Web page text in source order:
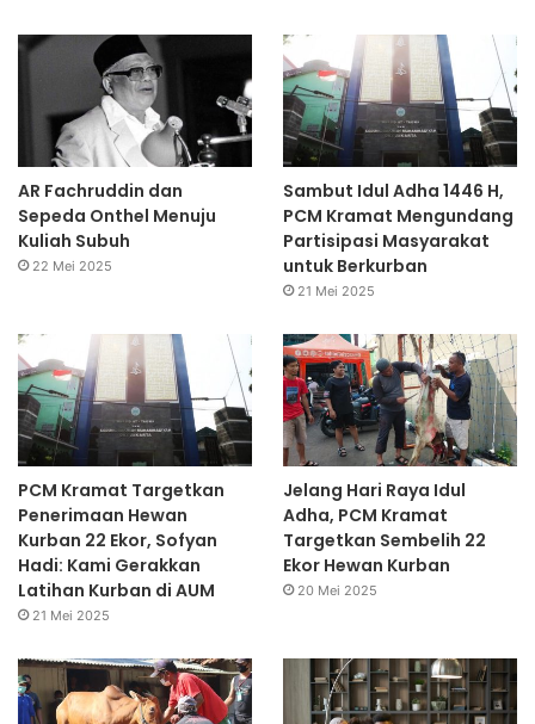
AR Fachruddin dan
Sepeda Onthel Menuju
Kuliah Subuh
22 Mei 2025
Sambut Idul Adha 1446 H,
PCM Kramat Mengundang
Partisipasi Masyarakat
untuk Berkurban
21 Mei 2025
PCM Kramat Targetkan
Penerimaan Hewan
Kurban 22 Ekor, Sofyan
Hadi: Kami Gerakkan
Latihan Kurban di AUM
21 Mei 2025
Jelang Hari Raya Idul
Adha, PCM Kramat
Targetkan Sembelih 22
Ekor Hewan Kurban
20 Mei 2025